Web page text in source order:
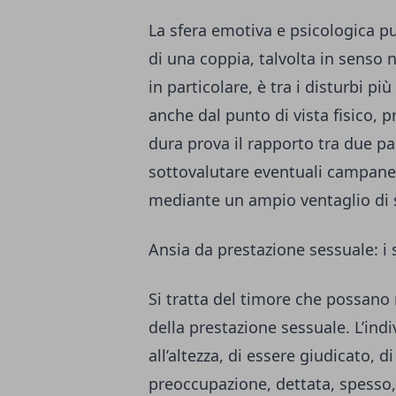
La sfera emotiva e psicologica
di una coppia, talvolta in senso
in particolare, è tra i disturbi
anche dal punto di vista fisico,
dura prova il rapporto tra due
sottovalutare eventuali
mediante un ampio ventaglio di
Ansia da prestazione sessuale:
Si tratta del timore che
della prestazione sessuale.
all’altezza, di essere giudicato,
preoccupazione, dettata,